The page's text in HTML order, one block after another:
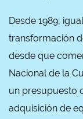
Desde 1989,
transformación
desde que
Nacional de la
un presupuesto
adquisición de